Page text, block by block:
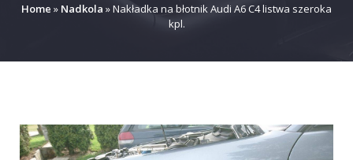
Home » Nadkola »Nakładka na błotnik Audi A6 C4 listwa szeroka
kpl.